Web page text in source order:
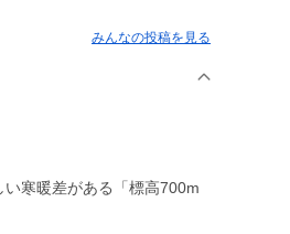
みんなの投稿を見る
寒暖差がある「標高700m